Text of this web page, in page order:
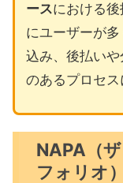
ースにおける
にユーザーが
込み、後払い
のあるプロセス
NAPA（
フォリオ